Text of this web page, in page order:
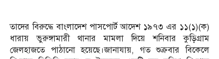
তাদের বিরুদ্ধে বাংলাদেশ পাসপোর্ট আদেশ ১৯৭৩ এর ১১(১)(ক)
ধারায় ভুরুঙ্গামারী থানার মামলা দিয়ে শনিবার কুড়িগ্রাম
জেলহাজতে পাঠানো হয়েছে।জানাযায়, গত শুক্রবার বিকেলে